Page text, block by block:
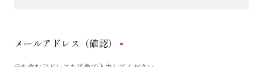
メールアドレス（確認）